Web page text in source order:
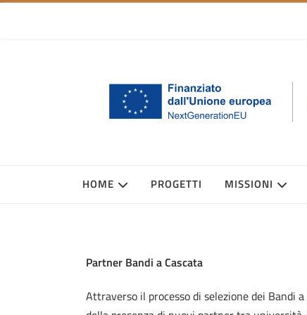
HOME PROGETTI MISSIONI
Partner Bandi a Cascata
Attraverso il processo di selezione dei Bandi